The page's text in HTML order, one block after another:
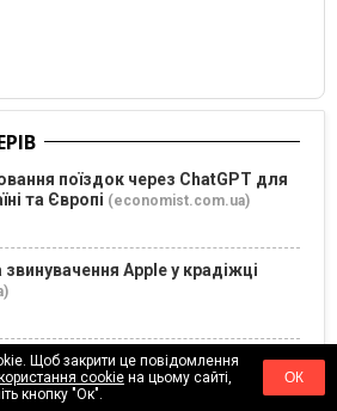
поїздок через ChatGPT для
та Європі (economist.com.ua)
звинувачення Apple у крадіжці
3 практичні способи
під час стресу
Щоб закрити це повідомлення
cookieна цьому сайті,
кнопку "Ок".
ОК